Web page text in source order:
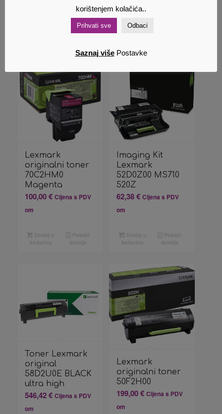
Lexmark
originalni toner
70C2HM0
Magenta
100,00€ Cijena s PDV
om
Imaging Kit
Lexmark
52D0Z00 MS710
520Z
62,38€ Cijena s PDV
om
Toner Lexmark
original
58D2U0E BLACK
ultra high
546,42€ Cijena s PDV
om
Lexmark
originalni toner
50F2H00
199,00€ Cijena s PDV
om
korištenjem kolačića..
Prihvati sve Odbaci
Saznaj više Postavke